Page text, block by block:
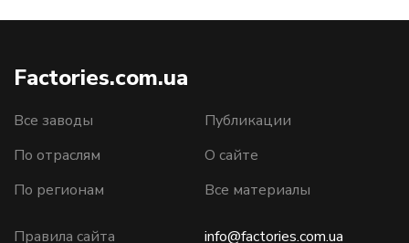
Factories.com.ua
Все заводы
По отраслям
По регионам
Публикации
О сайте
Все материалы
Правила сайта info@factories.com.ua